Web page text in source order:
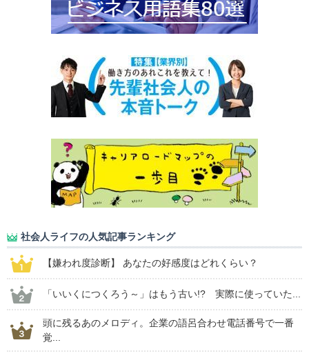
社会人ライフの人気記事ランキング
【嫌われ度診断】 あなたの好感度はどれくらい？
「いいくにつくろう～」はもう古い!? 実際に使っていた...
頭に残るあのメロディ。企業の語呂合わせ電話番号で一番
覚...